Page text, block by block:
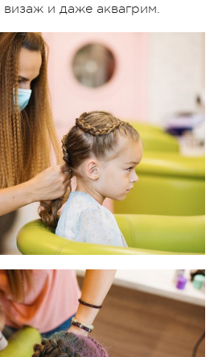
и даже аквагрим.